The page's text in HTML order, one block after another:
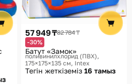
57 949 ₸82 784 ₸
-30%
Батут «Замок»
поливинилхлорид (ПВХ),
175×175×135 см Intex
Тегін жеткіземіз 16 тамыз